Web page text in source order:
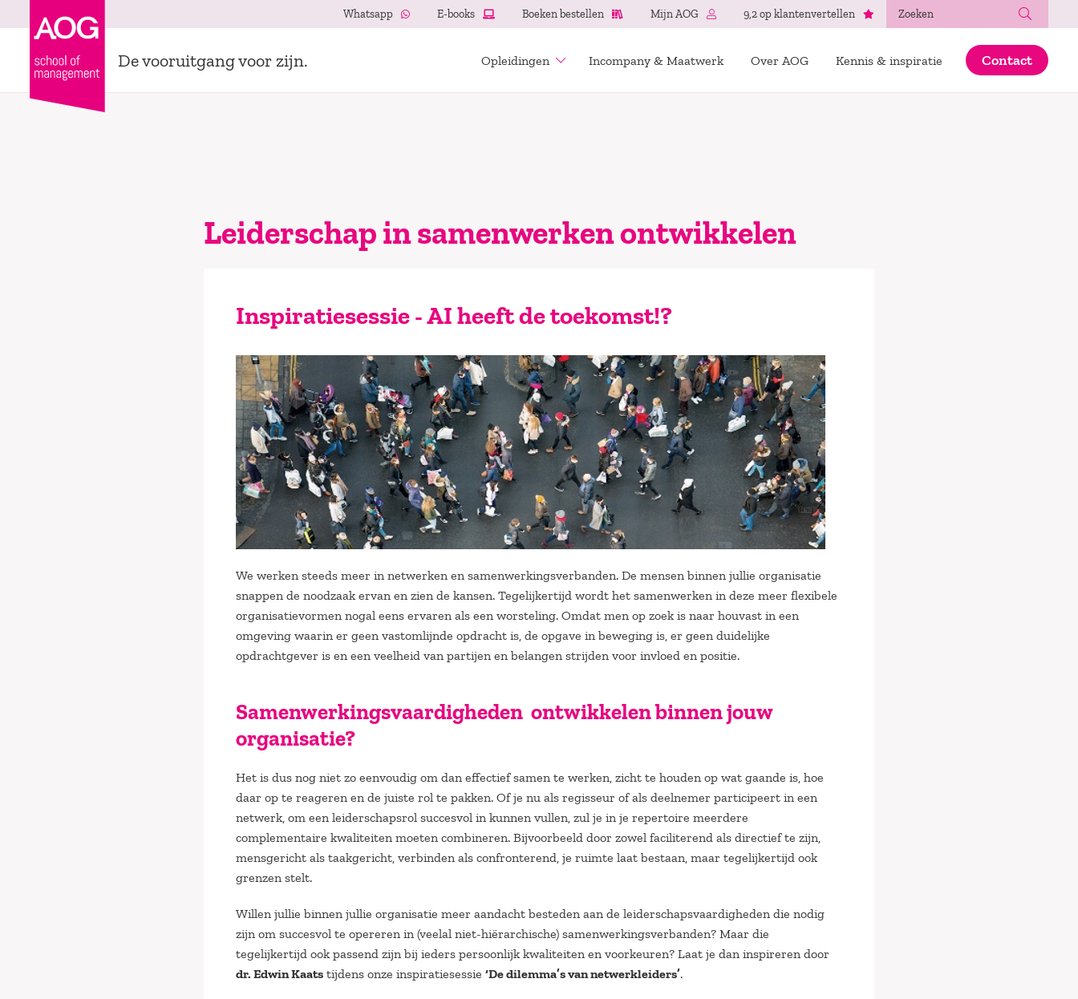
Whatsapp E-books Boeken bestellen Mijn AOG 9,2 op klantenvertellen
De vooruitgang voor zijn. Opleidingen Incompany & Maatwerk Over AOG Kennis & inspiratie Contact
Leiderschap in samenwerken ontwikkelen
Inspiratiesessie - AI heeft de toekomst!?
We werken steeds meer in netwerken en samenwerkingsverbanden. De mensen binnen jullie organisatie
snappen de noodzaak ervan en zien de kansen. Tegelijkertijd wordt het samenwerken in deze meer flexibele
organisatievormen nogal eens ervaren als een worsteling. Omdat men op zoek is naar houvast in een
omgeving waarin er geen vastomlijnde opdracht is, de opgave in beweging is, er geen duidelijke
opdrachtgever is en een veelheid van partijen en belangen strijden voor invloed en positie.
Samenwerkingsvaardigheden ontwikkelen binnen jouw
organisatie?
Het is dus nog niet zo eenvoudig om dan effectief samen te werken, zicht te houden op wat gaande is, hoe
daar op te reageren en de juiste rol te pakken. Of je nu als regisseur of als deelnemer participeert in een
netwerk, om een leiderschapsrol succesvol in kunnen vullen, zul je in je repertoire meerdere
complementaire kwaliteiten moeten combineren. Bijvoorbeeld door zowel faciliterend als directief te zijn,
mensgericht als taakgericht, verbinden als confronterend, je ruimte laat bestaan, maar tegelijkertijd ook
grenzen stelt.
Willen jullie binnen jullie organisatie meer aandacht besteden aan de leiderschapsvaardigheden die nodig
zijn om succesvol te opereren in (veelal niet-hiërarchische) samenwerkingsverbanden? Maar die
tegelijkertijd ook passend zijn bij ieders persoonlijk kwaliteiten en voorkeuren? Laat je dan inspireren door
dr. Edwin Kaatstijdens onze inspiratiesessie ‘De dilemma’s van netwerkleiders’.